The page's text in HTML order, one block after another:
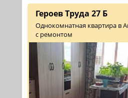
Героев Труда 27 Б
Однокомнатная квартира в
с ремонтом